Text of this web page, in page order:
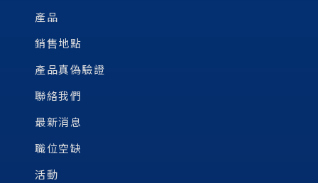
產品
銷售地點
產品真偽驗證
聯絡我們
最新消息
職位空缺
活動